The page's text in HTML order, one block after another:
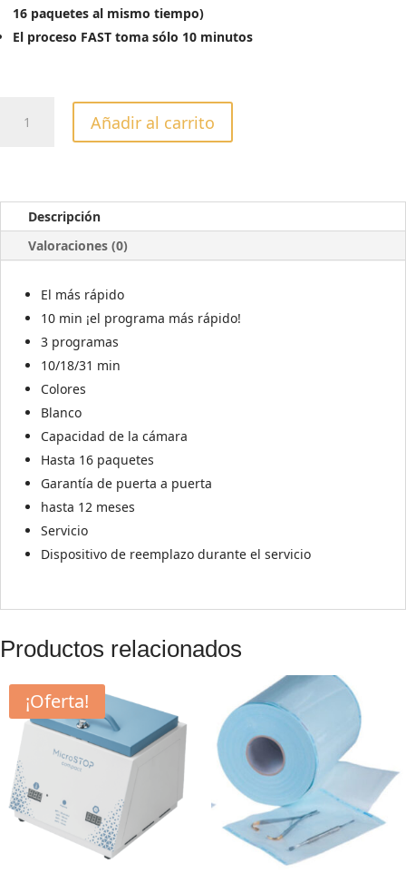
16 paquetes al mismo tiempo)
El proceso FAST toma sólo 10 minutos
ENBIO
Añadir al carrito
Descripción
Valoraciones (0)
El más rápido
10 min ¡el programa más rápido!
3 programas
10/18/31 min
Colores
Blanco
Capacidad de la cámara
Hasta 16 paquetes
Garantía de puerta a puerta
hasta 12 meses
Servicio
Dispositivo de reemplazo durante el servicio
Productos relacionados
¡Oferta!